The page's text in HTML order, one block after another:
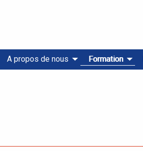
A propos de nous Formation